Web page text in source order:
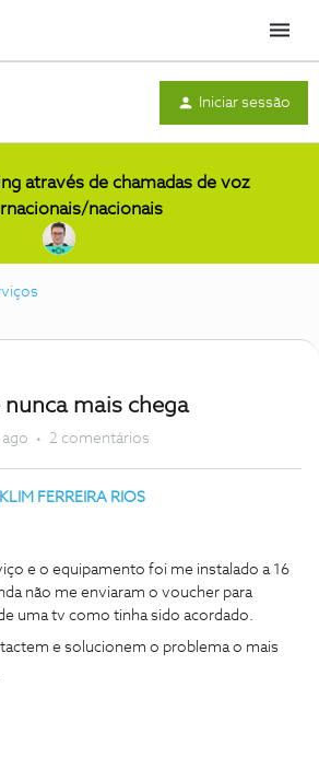
Menu
Iniciar sessão
através de chamadas de voz
nacionais
nunca mais chega
2 comentários
FERREIRA RIOS
e o equipamento foi me instalado a 16
não me enviaram o voucher para
uma tv como tinha sido acordado.
e solucionem o problema o mais